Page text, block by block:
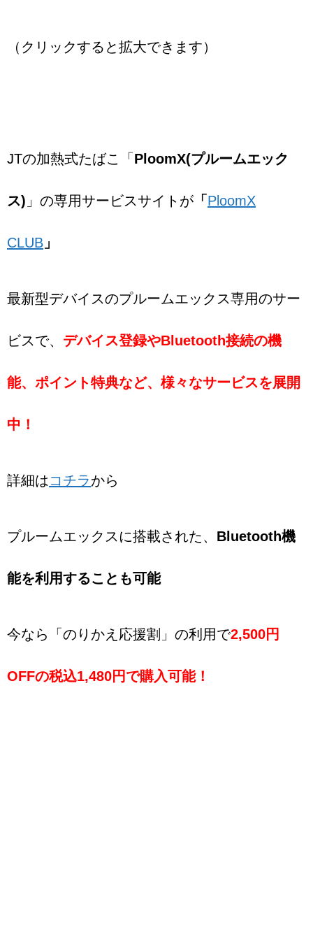
（クリックすると拡大できます）
JTの加熱式たばこ「 PloomX(プルームエック
ス) 」の専用サービスサイトが 「 PloomX
CLUB 」
最新型デバイスのプルームエックス専用のサー
ビスで、 デバイス登録やBluetooth接続の機
能、ポイント特典など、様々なサービスを展開
中！
詳細は コチラから
プルームエックスに搭載された、 Bluetooth機
能を利用することも可能
今なら「のりかえ応援割」の利用で2,500円
OFFの税込1,480円で購入可能！